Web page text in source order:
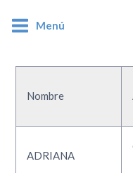
Menú
Nombre
ADRIANA